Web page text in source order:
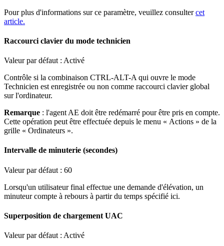
Pour plus d'informations sur ce paramètre, veuillez consulter cet
article.
Raccourci clavier du mode technicien
Valeur par défaut : Activé
Contrôle si la combinaison CTRL-ALT-A qui ouvre le mode
Technicien est enregistrée ou non comme raccourci clavier global
sur l'ordinateur.
Remarque : l'agent AE doit être redémarré pour être pris en compte.
Cette opération peut être effectuée depuis le menu « Actions » de la
grille « Ordinateurs ».
Intervalle de minuterie (secondes)
Valeur par défaut : 60
Lorsqu'un utilisateur final effectue une demande d'élévation, un
minuteur compte à rebours à partir du temps spécifié ici.
Superposition de chargement UAC
Valeur par défaut : Activé